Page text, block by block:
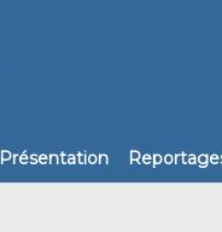
Présentation